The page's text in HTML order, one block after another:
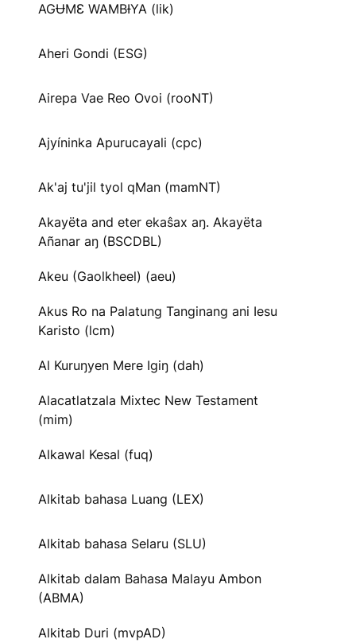
AGɄMƐ WAMBƗYA (lik)
Aheri Gondi (ESG)
Airepa Vae Reo Ovoi (rooNT)
Ajyíninka Apurucayali (cpc)
Ak'aj tu'jil tyol qMan (mamNT)
Akayëta and eter ekaŝax aŋ. Akayëta
Añanar aŋ (BSCDBL)
Akeu (Gaolkheel) (aeu)
Akus Ro na Palatung Tanginang ani Iesu
Karisto (lcm)
Al Kuruŋyen Mere Igiŋ (dah)
Alacatlatzala Mixtec New Testament
(mim)
Alkawal Kesal (fuq)
Alkitab bahasa Luang (LEX)
Alkitab bahasa Selaru (SLU)
Alkitab dalam Bahasa Malayu Ambon
(ABMA)
Alkitab Duri (mvpAD)